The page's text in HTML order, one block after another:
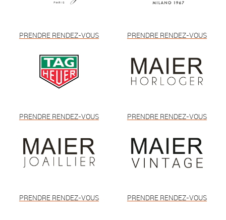
PRENDRE RENDEZ-VOUS PRENDRE RENDEZ-VOUS
PRENDRE RENDEZ-VOUS PRENDRE RENDEZ-VOUS
PRENDRE RENDEZ-VOUS PRENDRE RENDEZ-VOUS